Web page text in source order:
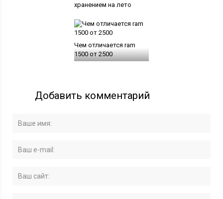
хранением на лето
Чем отличается ram
1500 от 2500
Добавить комментарий